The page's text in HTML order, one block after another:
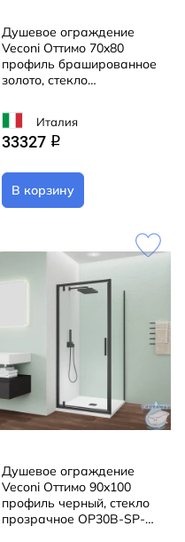
Душевое ограждение
Veconi Оттимо 70x80
профиль брашированное
золото, стекло
7080-01-C9 (без поддона)
Италия
33327 q
В корзину
Душевое ограждение
Veconi Оттимо 90x100
профиль черный, стекло
прозрачное OP30B-SP-